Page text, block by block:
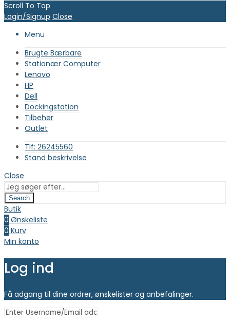
Scroll To Top
Login/Signup Close
Menu
Brugte Bærbare
Stationær Computer
Lenovo
HP
Dell
Dockingstation
Tilbehør
Outlet
Tlf: 26245560
Stand beskrivelse
Close
Search
Butik
0 Ønskeliste
0 Kurv
Min konto
Log ind
Få adgang til dine ordrer, ønskelister og anbefalinger.